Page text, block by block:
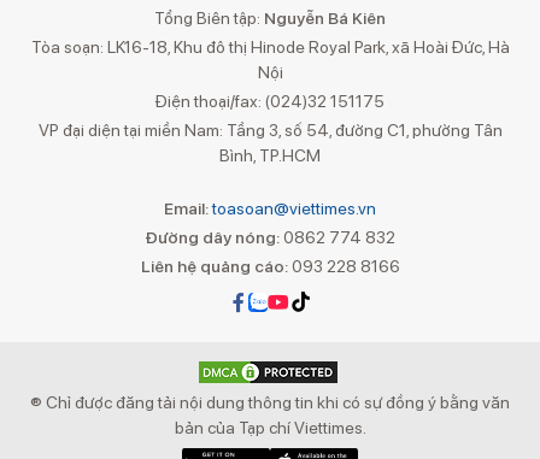
Tổng Biên tập: Nguyễn Bá Kiên
Tòa soạn: LK16-18, Khu đô thị Hinode Royal Park, xã Hoài Đức, Hà
Nội
Điện thoại/fax: (024)32 151175
VP đại diện tại miền Nam: Tầng 3, số 54, đường C1, phường Tân
Bình, TP.HCM
Email:toasoan@viettimes.vn
Đường dây nóng: 0862 774 832
Liên hệ quảng cáo:093 228 8166
® Chỉ được đăng tải nội dung thông tin khi có sự đồng ý bằng văn
bản của Tạp chí Viettimes.